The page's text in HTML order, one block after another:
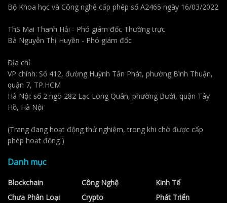
Bộ Khoa học và Công nghệ cấp phép số A2465 ngày 16/03/2022
ThS Mai Thanh Hải - Phó giám đốc Thường trực
Bà Nguyễn Thị Huyền - Phó giám đốc
Địa chỉ
VP chính: Số 412, đường Huỳnh Tấn Phát, phường Bình Thuận,
quận 7, TP.HCM
Hà Nội: số 2 ngõ 282 Lạc Long Quân, phường Bưởi, quận Tây
Hồ, Hà Nội
(Trang đang hoạt động thử nghiệm, trong khi chờ được cấp
phép hoạt động )
Danh mục
Blockchain
Chưa Phân Loại
Công Nghệ
Crypto
Kinh Tế
Phát Triển